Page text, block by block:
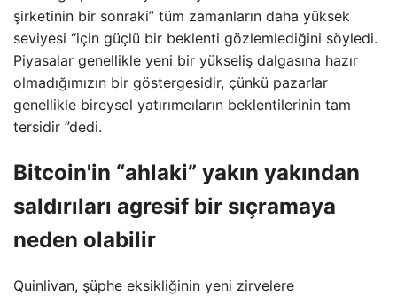
şirketinin bir sonraki” tüm zamanların daha yüksek
seviyesi “için güçlü bir beklenti gözlemlediğini söyledi.
Piyasalar genellikle yeni bir yükseliş dalgasına hazır
olmadığımızın bir göstergesidir, çünkü pazarlar
genellikle bireysel yatırımcıların beklentilerinin tam
tersidir ”dedi.
Bitcoin'in “ahlaki” yakın yakından
saldırıları agresif bir sıçramaya
neden olabilir
Quinlivan, şüphe eksikliğinin yeni zirvelere